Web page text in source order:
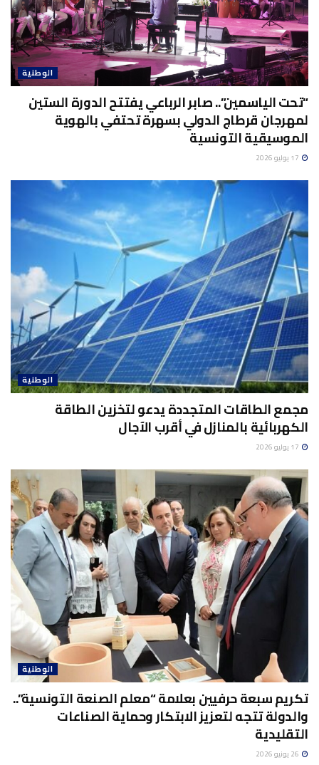
الوطنية
“تحت الياسمين”.. صابر الرباعي يفتتح الدورة الستين
لمهرجان قرطاج الدولي بسهرة تحتفي بالهوية
الموسيقية التونسية
الوطنية
مجمع الطاقات المتجددة يدعو لتخزين الطاقة
الكهربائية بالمنازل في أقرب الآجال
الوطنية
تكريم سبعة حرفيين بعلامة “معلم الصنعة التونسية”..
والدولة تتجه لتعزيز الابتكار وحماية الصناعات
التقليدية